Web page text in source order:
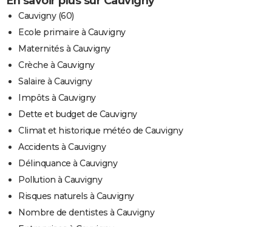
Cauvigny (60)
Ecole primaire à Cauvigny
Maternités à Cauvigny
Crèche à Cauvigny
Salaire à Cauvigny
Impôts à Cauvigny
Dette et budget de Cauvigny
Climat et historique météo de Cauvigny
Accidents à Cauvigny
Délinquance à Cauvigny
Pollution à Cauvigny
Risques naturels à Cauvigny
Nombre de dentistes à Cauvigny